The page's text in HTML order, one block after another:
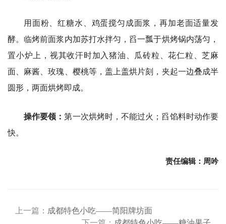
用面粉、红糖水、鸡蛋搅匀成面浆，再加老面适量发
酵。临烤前面浆内加苏打水拌匀，舀一瓢于烘烤锅内荡匀，
置小炉上，视其收汗时加入猪油、瓜砖粒、花仁粒、芝麻
面、麻酱、玫瑰、樱桃等，盖上盖烘片刻，夹起一边叠成半
圆形，两面烘烤即成。
操作要领：第一次烘烤时，不能过火；舀馅料时动作要
快。
责任编辑：周吟
上一篇： 成都特色小吃——简阳牌坊面